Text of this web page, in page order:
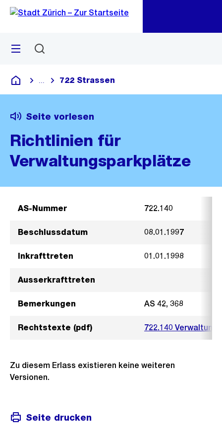
Navigation
Sprunglink
Menü
Deutsch
Blende alle Breadcrumbs ein
722 Strassen
Seite vorlesen
Richtlinien für
Verwaltungsparkplätze
AS-Nummer 722.140
Beschlussdatum 08.01.1997
Inkrafttreten 01.01.1998
Ausserkrafttreten
Bemerkungen AS 42, 368
Rechtstexte (pdf) 722.140
Zu diesem Erlass existieren keine weiteren
Versionen.
Seite drucken